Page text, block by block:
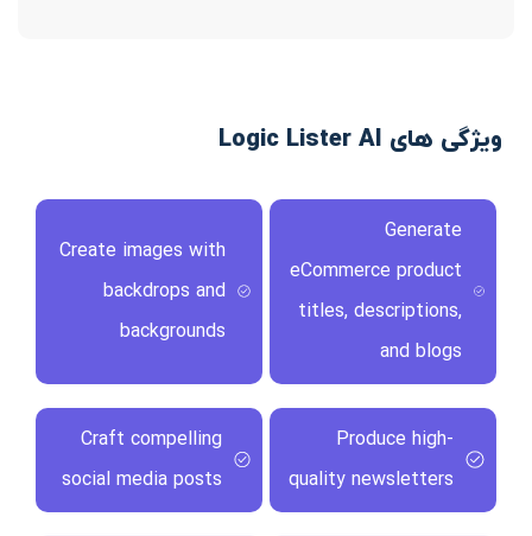
ویژگی های Logic Lister AI
Generate
eCommerce product
titles, descriptions,
and blogs
Create images with
backdrops and
backgrounds
Produce high-
quality newsletters
Craft compelling
social media posts